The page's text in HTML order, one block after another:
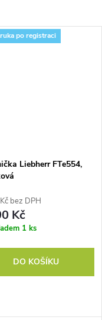
po registraci
Liebherr FTe554,
bez DPH
Kč
1 ks
DO KOŠÍKU